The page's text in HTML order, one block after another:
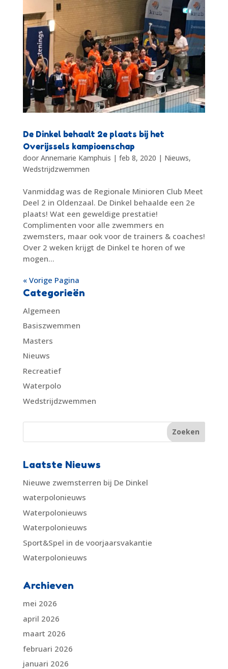
De Dinkel behaalt 2e plaats bij het
Overijssels kampioenschap
door Annemarie Kamphuis | feb 8, 2020 | Nieuws,
Wedstrijdzwemmen
Vanmiddag was de Regionale Minioren Club Meet
Deel 2 in Oldenzaal. De Dinkel behaalde een 2e
plaats! Wat een geweldige prestatie!
Complimenten voor alle zwemmers en
zwemsters, maar ook voor de trainers & coaches!
Over 2 weken krijgt de Dinkel te horen of we
mogen...
« Vorige Pagina
Categorieën
Algemeen
Basiszwemmen
Masters
Nieuws
Recreatief
Waterpolo
Wedstrijdzwemmen
Laatste Nieuws
Nieuwe zwemsterren bij De Dinkel
waterpolonieuws
Waterpolonieuws
Waterpolonieuws
Sport&Spel in de voorjaarsvakantie
Waterpolonieuws
Archieven
mei 2026
april 2026
maart 2026
februari 2026
januari 2026